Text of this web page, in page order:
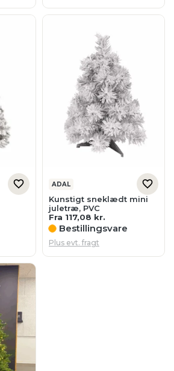
ADAL
Kunstigt sneklædt mini
juletræ, PVC
Fra 117,08 kr.
Bestillingsvare
Plus evt. fragt